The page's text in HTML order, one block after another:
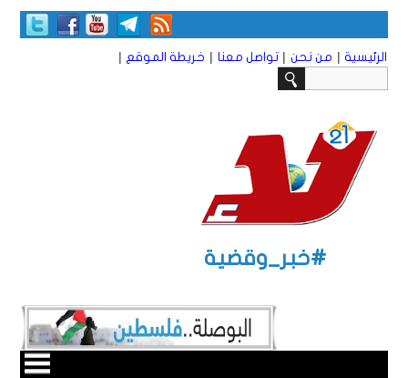
الرئيسية | من نحن | تواصل معنا | خريطة الموقع |
#خبر_وقضية